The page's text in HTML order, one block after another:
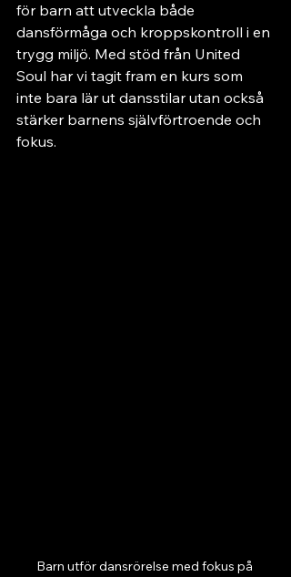
för barn att utveckla både
dansförmåga och kroppskontroll i en
trygg miljö. Med stöd från United
Soul har vi tagit fram en kurs som
inte bara lär ut dansstilar utan också
stärker barnens självförtroende och
fokus.
Barn utför dansrörelse med fokus på